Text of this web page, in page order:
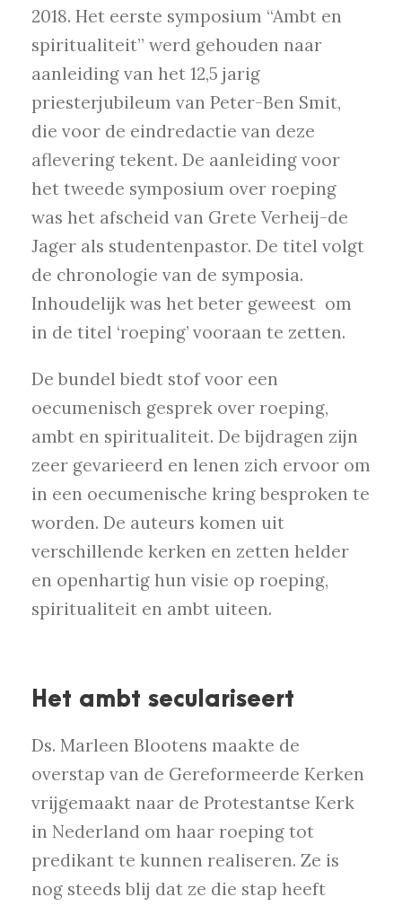
2018. Het eerste symposium “Ambt en
spiritualiteit” werd gehouden naar
aanleiding van het 12,5 jarig
priesterjubileum van Peter-Ben Smit,
die voor de eindredactie van deze
aflevering tekent. De aanleiding voor
het tweede symposium over roeping
was het afscheid van Grete Verheij-de
Jager als studentenpastor. De titel volgt
de chronologie van de symposia.
Inhoudelijk was het beter geweest om
in de titel ‘roeping’ vooraan te zetten.
De bundel biedt stof voor een
oecumenisch gesprek over roeping,
ambt en spiritualiteit. De bijdragen zijn
zeer gevarieerd en lenen zich ervoor om
in een oecumenische kring besproken te
worden. De auteurs komen uit
verschillende kerken en zetten helder
en openhartig hun visie op roeping,
spiritualiteit en ambt uiteen.
Het ambt seculariseert
Ds. Marleen Blootens maakte de
overstap van de Gereformeerde Kerken
vrijgemaakt naar de Protestantse Kerk
in Nederland om haar roeping tot
predikant te kunnen realiseren. Ze is
nog steeds blij dat ze die stap heeft